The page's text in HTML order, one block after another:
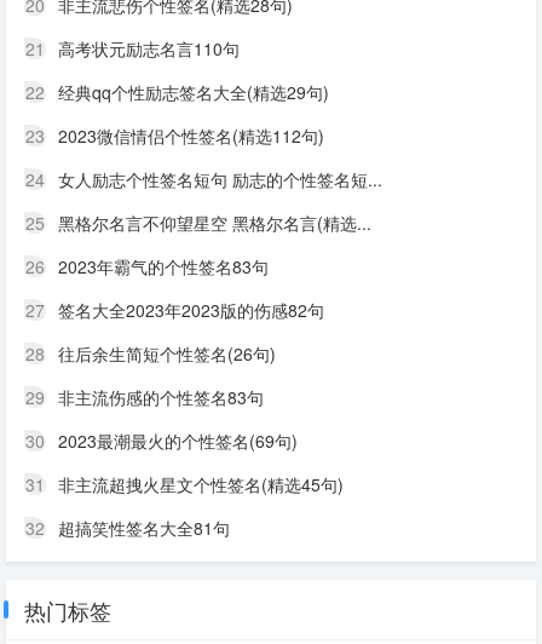
20 非主流悲伤个性签名(精选28句)
21
高考状元励志名言110句
22 经典qq个性励志签名大全(精选29句)
23 2023微信情侣个性签名(精选112句)
24 女人励志个性签名短句 励志的个性签名短...
25 黑格尔名言不仰望星空 黑格尔名言(精选...
26 2023年霸气的个性签名83句
27 签名大全2023年2023版的伤感82句
28 往后余生简短个性签名(26句)
29 非主流伤感的个性签名83句
30 2023最潮最火的个性签名(69句)
31
非主流超拽火星文个性签名(精选45句)
32 超搞笑性签名大全81句
热门标签